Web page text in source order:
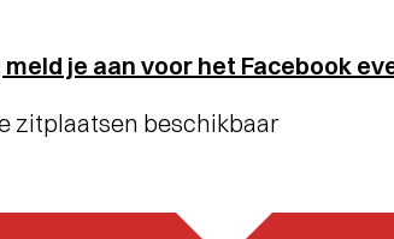
je aan voor het Facebook
zitplaatsen beschikbaar